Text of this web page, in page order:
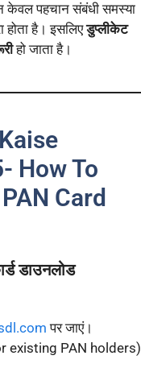
केवल पहचान संबंधी समस्या
होता है। इसलिएडुप्लीकेट
हो जाता है।
How To
Card
डाउनलोड
पर जाएं।
existing PAN holders)